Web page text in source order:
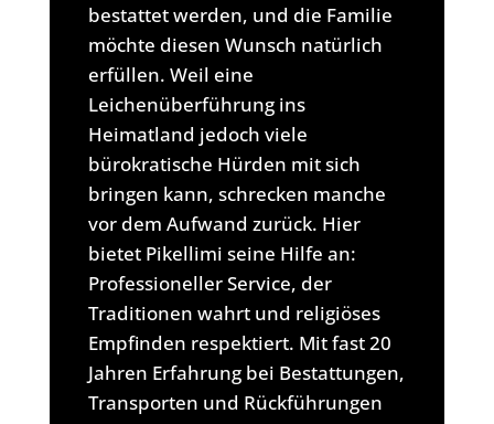
bestattet werden, und die Familie
möchte diesen Wunsch natürlich
erfüllen. Weil eine
Leichenüberführung ins
Heimatland jedoch viele
bürokratische Hürden mit sich
bringen kann, schrecken manche
vor dem Aufwand zurück. Hier
bietet Pikellimi seine Hilfe an:
Professioneller Service, der
Traditionen wahrt und religiöses
Empfinden respektiert. Mit fast 20
Jahren Erfahrung bei Bestattungen,
Transporten und Rückführungen